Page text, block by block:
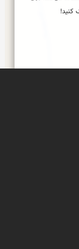
کنید!